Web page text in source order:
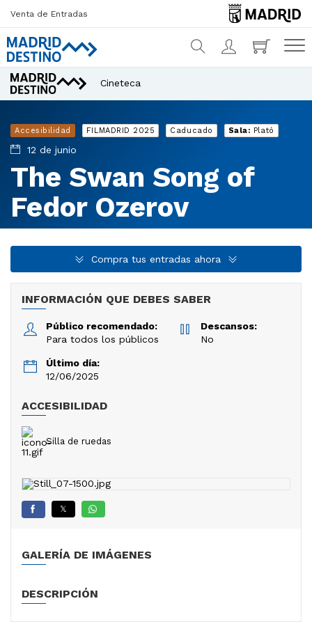
Venta de Entradas
¿Qué estás buscando?
Cineteca
Accesibilidad FILMADRID 2025 Caducado Sala: Plató
12 de junio
The Swan Song of
Fedor Ozerov
Compra tus entradas ahora
INFORMACIÓN QUE DEBES SABER
Público recomendado:
Para todos los públicos
Descansos:
No
Último día:
12/06/2025
ACCESIBILIDAD
Silla de ruedas
𝕏
DESCRIPCIÓN
GALERÍA DE IMÁGENES